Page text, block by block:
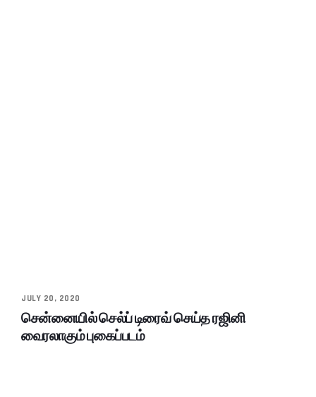
JULY 20, 2020
சென்னையில் செல்ப் டிரைவ் செய்த ரஜினி
வைரலாகும் புகைப்படம்